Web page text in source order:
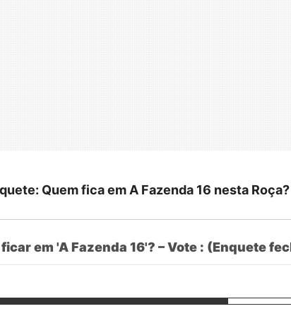
Quem fica em A Fazenda 16 nesta
em 'A Fazenda 16'? – Vote : (Enquete